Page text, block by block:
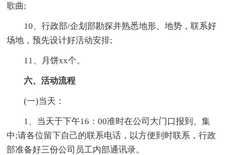
歌曲;
10、行政部/企划部勘探并熟悉地形、地势，联系好
场地，预先设计好活动安排;
11、月饼xx个。
六、活动流程
(一)当天：
1、当天于下午16：00准时在公司大门口报到、集
中;请各位留下自己的联系电话，以方便到时联系，行政
部准备好三份公司员工内部通讯录。